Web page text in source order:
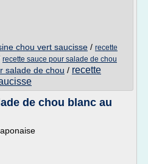
chou vert saucisse / recette
recette sauce pour salade de chou
salade de chou / recette
de chou blanc au